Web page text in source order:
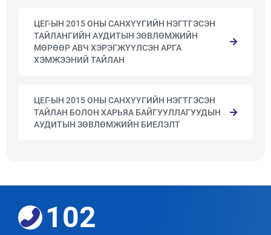
ЦЕГ-ЫН 2015 ОНЫ САНХҮҮГИЙН НЭГТГЭСЭН
ТАЙЛАНГИЙН АУДИТЫН ЗӨВЛӨМЖИЙН
МӨРӨӨР АВЧ ХЭРЭГЖҮҮЛСЭН АРГА
ХЭМЖЭЭНИЙ ТАЙЛАН
ЦЕГ-ЫН 2015 ОНЫ САНХҮҮГИЙН НЭГТГЭСЭН
ТАЙЛАН БОЛОН ХАРЬЯА БАЙГУУЛЛАГУУДЫН
АУДИТЫН ЗӨВЛӨМЖИЙН БИЕЛЭЛТ
102